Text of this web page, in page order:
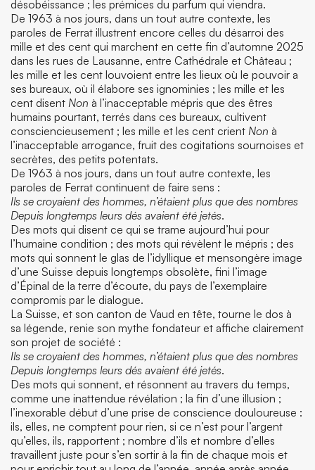
désobéissance ; les prémices du parfum qui viendra.
De 1963 à nos jours, dans un tout autre contexte, les
paroles de Ferrat illustrent encore celles du désarroi des
mille et des cent qui marchent en cette fin d’automne 2025
dans les rues de Lausanne, entre Cathédrale et Château ;
les mille et les cent louvoient entre les lieux où le pouvoir a
ses bureaux, où il élabore ses ignominies ; les mille et les
cent disent Non à l’inacceptable mépris que des êtres
humains pourtant, terrés dans ces bureaux, cultivent
consciencieusement ; les mille et les cent crient Non à
l’inacceptable arrogance, fruit des cogitations sournoises et
secrètes, des petits potentats.
De 1963 à nos jours, dans un tout autre contexte, les
paroles de Ferrat continuent de faire sens :
Ils se croyaient des hommes, n’étaient plus que des nombres
Depuis longtemps leurs dés avaient été jetés.
Des mots qui disent ce qui se trame aujourd’hui pour
l’humaine condition ; des mots qui révèlent le mépris ; des
mots qui sonnent le glas de l’idyllique et mensongère image
d’une Suisse depuis longtemps obsolète, fini l’image
d’Épinal de la terre d’écoute, du pays de l’exemplaire
compromis par le dialogue.
La Suisse, et son canton de Vaud en tête, tourne le dos à
sa légende, renie son mythe fondateur et affiche clairement
son projet de société :
Ils se croyaient des hommes, n’étaient plus que des nombres
Depuis longtemps leurs dés avaient été jetés.
Des mots qui sonnent, et résonnent au travers du temps,
comme une inattendue révélation ; la fin d’une illusion ;
l’inexorable début d’une prise de conscience douloureuse :
ils, elles, ne comptent pour rien, si ce n’est pour l’argent
qu’elles, ils, rapportent ; nombre d’ils et nombre d’elles
travaillent juste pour s’en sortir à la fin de chaque mois et